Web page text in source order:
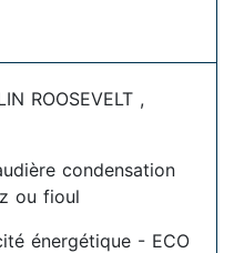
ROOSEVELT ,
condensation
ou fioul
énergétique - ECO